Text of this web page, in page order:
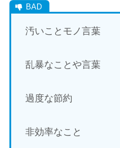
汚いことモノ言葉
乱暴なことや言葉
過度な節約
非効率なこと